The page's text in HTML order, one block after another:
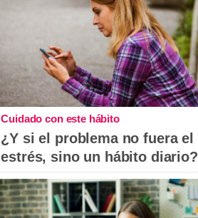
Cuidado con este hábito
¿Y si el problema no fuera el
estrés, sino un hábito diario?